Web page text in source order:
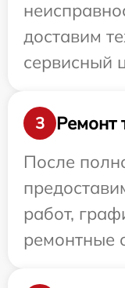
доставим
сервисный
3
Ремонт
После
работ,
ремонтные